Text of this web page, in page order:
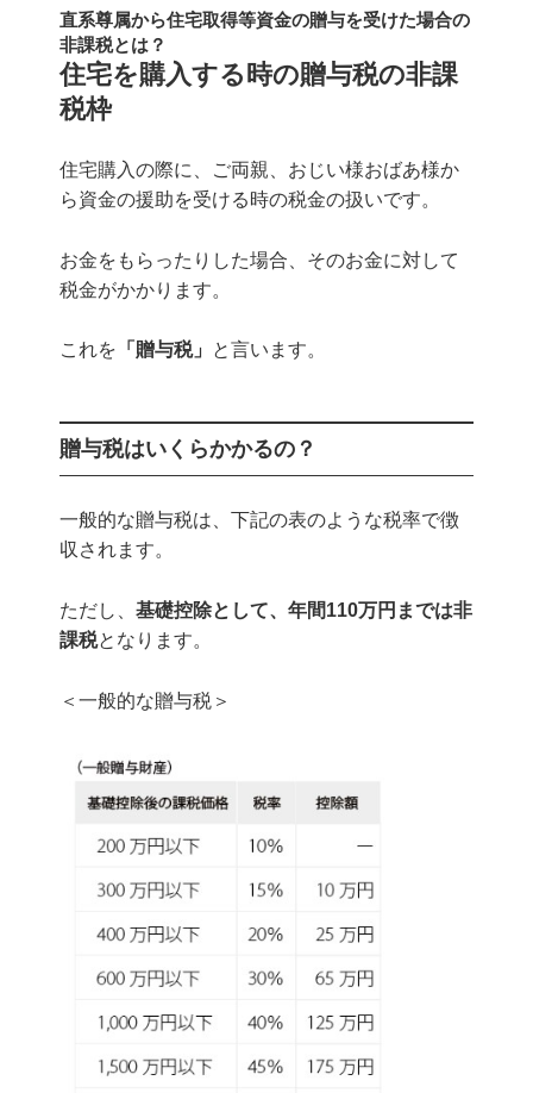
直系尊属から住宅取得等資金の贈与を受けた場合の
非課税とは？
住宅を購入する時の贈与税の非課
税枠
住宅購入の際に、ご両親、おじい様おばあ様か
ら資金の援助を受ける時の税金の扱いです。
お金をもらったりした場合、そのお金に対して
税金がかかります。
これを 「贈与税」 と言います。
贈与税はいくらかかるの？
一般的な贈与税は、下記の表のような税率で徴
収されます。
ただし、 基礎控除として、年間110万円までは非
課税となります。
＜一般的な贈与税＞